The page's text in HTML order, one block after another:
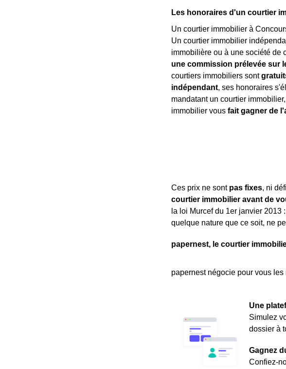
Les honoraires d'un courtier
Un courtier immobilier à
Un courtier immobilier
immobilière ou à une société de
une commission prélevée sur
courtiers immobiliers sont
indépendant, ses honoraires
mandatant un courtier
immobilier vous fait gagner de
Ces prix ne sont pas fixes, ni
courtier immobilier avant de
la loi Murcef du 1er janvier
quelque nature que ce soit, ne
papernest, le courtier
papernest négocie pour vous
Une
Simulez
dossier à
Gagnez
Confiez-